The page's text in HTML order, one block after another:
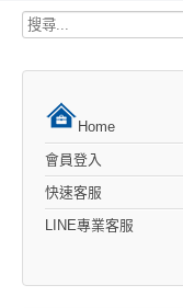
搜
Home
會員登入
快速客服
LINE專業客服